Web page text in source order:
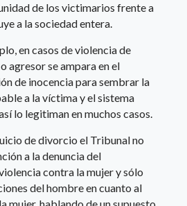
de los victimarios frente a
a la sociedad entera.
en casos de violencia de
agresor se ampara en el
de inocencia para sembrar la
a la víctima y el sistema
lo legitiman en muchos casos.
de divorcio el Tribunal no
a la denuncia del
contra la mujer y sólo
del hombre en cuanto al